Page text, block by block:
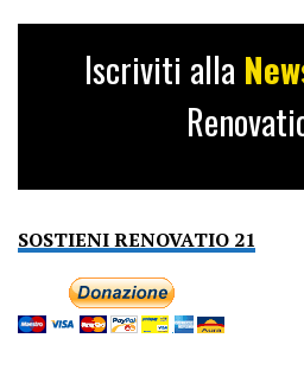
Iscriviti alla
SOSTIENI RENOVATIO 21